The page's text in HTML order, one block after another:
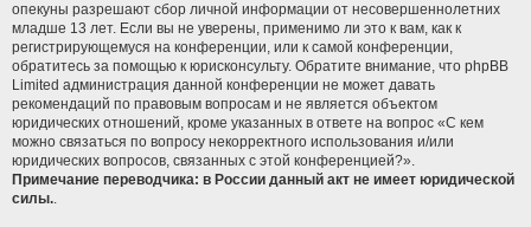
опекуны разрешают сбор личной информации от несовершеннолетних
младше 13 лет. Если вы не уверены, применимо ли это к вам, как к
регистрирующемуся на конференции, или к самой конференции,
обратитесь за помощью к юрисконсульту. Обратите внимание, что phpBB
Limited администрация данной конференции не может давать
рекомендаций по правовым вопросам и не является объектом
юридических отношений, кроме указанных в ответе на вопрос «С кем
можно связаться по вопросу некорректного использования и/или
юридических вопросов, связанных с этой конференцией?».
Примечание переводчика: в России данный акт не имеет юридической
силы..